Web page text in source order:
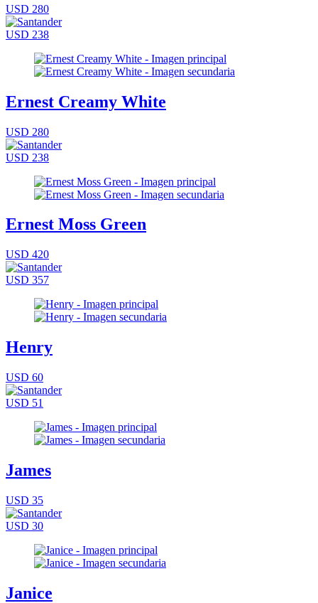
USD 280
USD 238
Ernest Creamy White
USD 280
USD 238
Ernest Moss Green
USD 420
USD 357
Henry
USD 60
USD 51
James
USD 35
USD 30
Janice